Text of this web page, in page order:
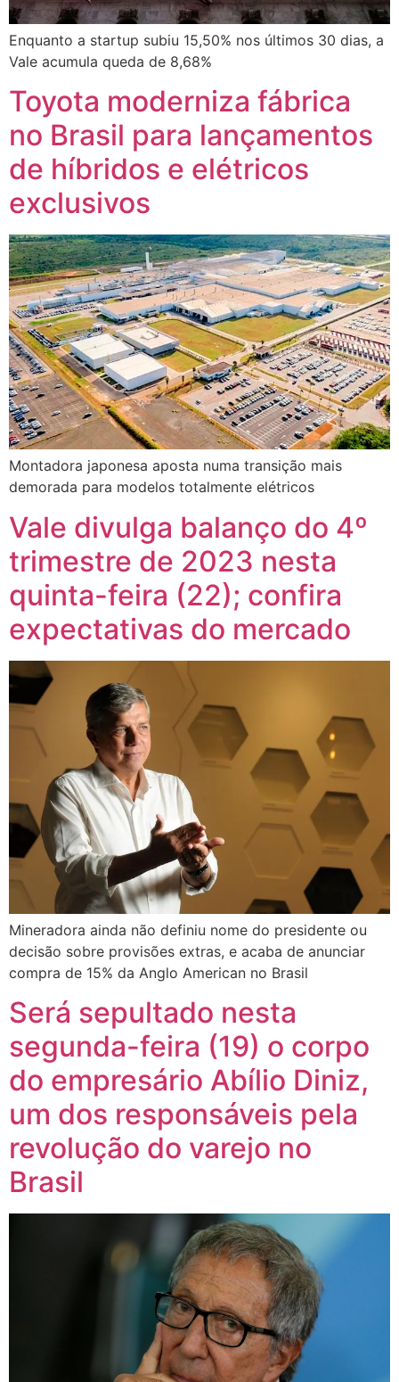
Enquanto a startup subiu 15,50% nos últimos 30 dias, a
Vale acumula queda de 8,68%
Toyota moderniza fábrica
no Brasil para lançamentos
de híbridos e elétricos
exclusivos
Montadora japonesa aposta numa transição mais
demorada para modelos totalmente elétricos
Vale divulga balanço do 4º
trimestre de 2023 nesta
quinta-feira (22); confira
expectativas do mercado
Mineradora ainda não definiu nome do presidente ou
decisão sobre provisões extras, e acaba de anunciar
compra de 15% da Anglo American no Brasil
Será sepultado nesta
segunda-feira (19) o corpo
do empresário Abílio Diniz,
um dos responsáveis pela
revolução do varejo no
Brasil